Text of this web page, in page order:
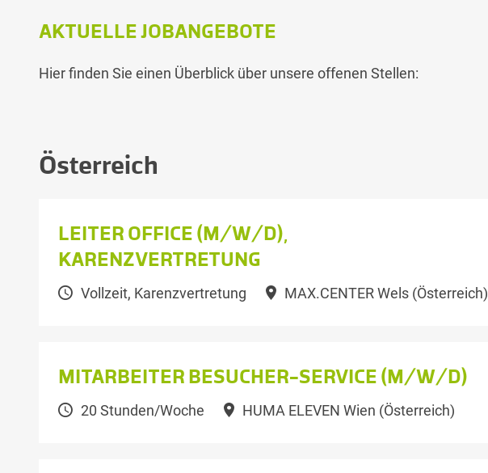
AKTUELLE JOBANGEBOTE
Hier finden Sie einen Überblick über unsere offenen Stellen:
Österreich
LEITER OFFICE (M/W/D),
KARENZVERTRETUNG
Vollzeit, Karenzvertretung MAX.CENTER Wels (Österreich)
MITARBEITER BESUCHER-SERVICE (M/W/D)
20 Stunden/Woche HUMA ELEVEN Wien (Österreich)